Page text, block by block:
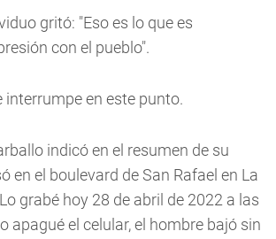
gritó: "Eso es lo que es
con el pueblo".
interrumpe en este punto.
indicó en el resumen de su
en el boulevard de San Rafael en La
grabé hoy 28 de abril de 2022 a las
apagué el celular, el hombre bajó sin